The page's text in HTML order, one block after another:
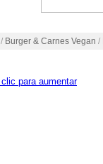
/ Burger & Carnes Vegan /